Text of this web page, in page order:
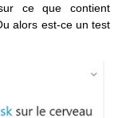
ce que contient
alors est-ce un test